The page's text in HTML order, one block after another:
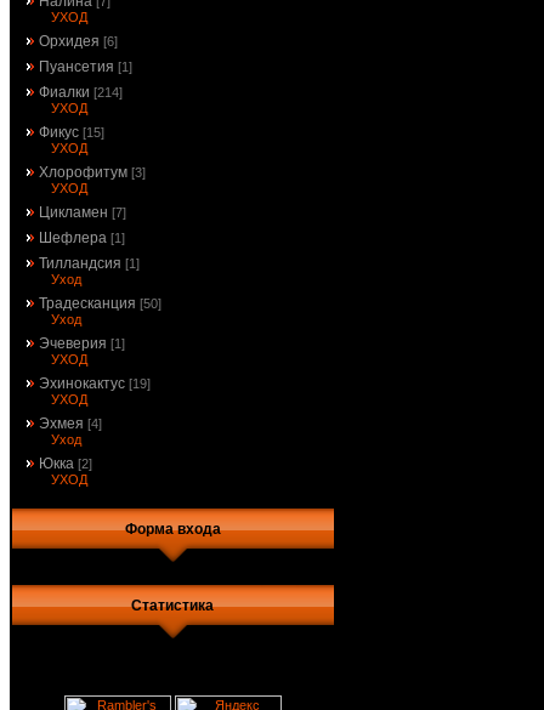
УХОД
Орхидея [6]
Пуансетия [1]
Фиалки [214]
УХОД
Фикус [15]
УХОД
Хлорофитум [3]
УХОД
Цикламен [7]
Шефлера [1]
Тилландсия [1]
Уход
Традесканция [50]
Уход
Эчеверия [1]
УХОД
Эхинокактус [19]
УХОД
Эхмея [4]
Уход
Юкка [2]
УХОД
Форма входа
Статистика